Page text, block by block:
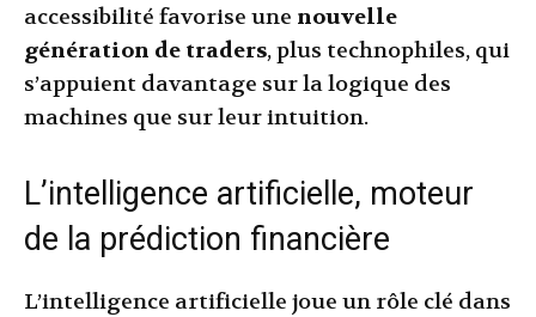
accessibilité favorise une nouvelle
génération de traders, plus technophiles, qui
s’appuient davantage sur la logique des
machines que sur leur intuition.
L’intelligence artificielle, moteur
de la prédiction financière
L’intelligence artificielle joue un rôle clé dans